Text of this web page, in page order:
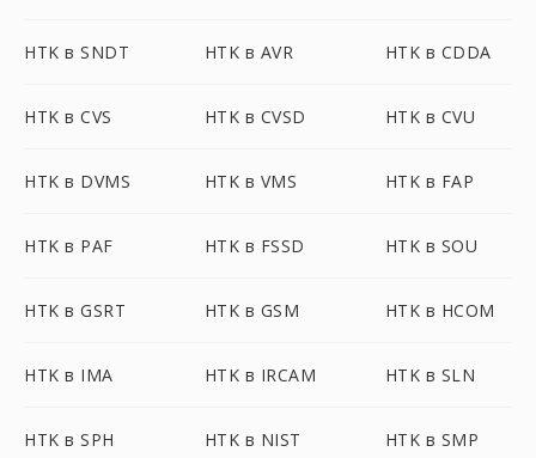
HTK в SNDT HTK в AVR HTK в CDDA
HTK в CVS HTK в CVSD HTK в CVU
HTK в DVMS HTK в VMS HTK в FAP
HTK в PAF HTK в FSSD HTK в SOU
HTK в GSRT HTK в GSM HTK в HCOM
HTK в IMA HTK в IRCAM HTK в SLN
HTK в SPH HTK в NIST HTK в SMP